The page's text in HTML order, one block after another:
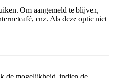
Om aangemeld te blijven,
enz. Als deze optie niet
de mogelijkheid, indien de